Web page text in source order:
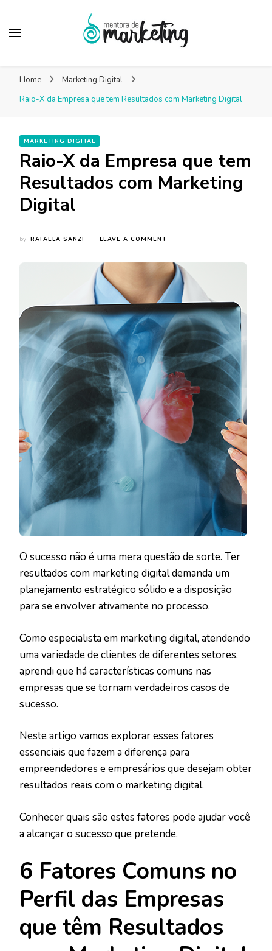
Marketing – Blog
Marketing Facilitado
Home
Marketing Digital
Raio-X da Empresa que tem Resultados com Marketing Digital
MARKETING DIGITAL
Raio-X da Empresa que tem
Resultados com Marketing
Digital
by RAFAELA SANZI LEAVE A COMMENTON
DA
EMPRESA
QUE
TEM
RESULTADOS
COM
MARKETING
DIGITAL
O sucesso não é uma mera questão de sorte. Ter
resultados com marketing digital demanda um
planejamento estratégico sólido e a disposição
para se envolver ativamente no processo.
Como especialista em marketing digital, atendendo
uma variedade de clientes de diferentes setores,
aprendi que há características comuns nas
empresas que se tornam verdadeiros casos de
sucesso.
Neste artigo vamos explorar esses fatores
essenciais que fazem a diferença para
empreendedores e empresários que desejam obter
resultados reais com o marketing digital.
Conhecer quais são estes fatores pode ajudar você
a alcançar o sucesso que pretende.
6 Fatores Comuns no
Perfil das Empresas
que têm Resultados